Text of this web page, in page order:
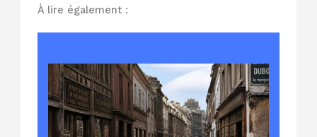
À lire également :